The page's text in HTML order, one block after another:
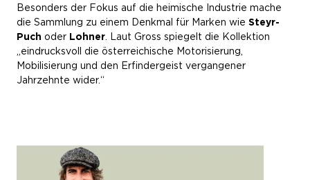
Besonders der Fokus auf die heimische Industrie mache
die Sammlung zu einem Denkmal für Marken wie Steyr-
Puch oder Lohner . Laut Gross spiegelt die Kollektion
„eindrucksvoll die österreichische Motorisierung,
Mobilisierung und den Erfindergeist vergangener
Jahrzehnte wider.“